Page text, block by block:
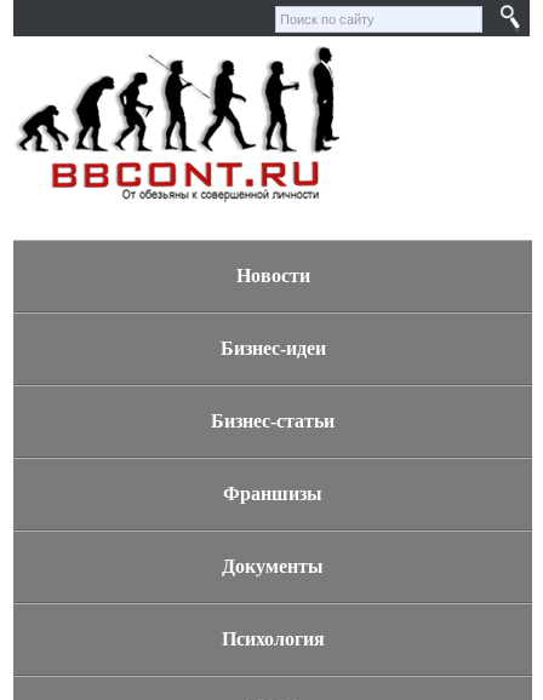
Новости
Бизнес-идеи
Бизнес-статьи
Франшизы
Документы
Психология